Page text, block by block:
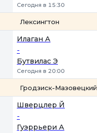
Сегодня в 15:30
Лексингтон
Илаган А
-
Бутвилас Э
Сегодня в 20:00
Гродзиск-Мазовецкий
Шверцлер Й
-
Гуэррьери А